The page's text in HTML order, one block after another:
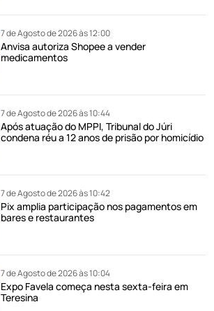
7 de Agosto de 2026 às 12:00
Anvisa autoriza Shopee a vender
medicamentos
7 de Agosto de 2026 às 10:44
Após atuação do MPPI, Tribunal do Júri
condena réu a 12 anos de prisão por homicídio
7 de Agosto de 2026 às 10:42
Pix amplia participação nos pagamentos em
bares e restaurantes
7 de Agosto de 2026 às 10:04
Expo Favela começa nesta sexta-feira em
Teresina